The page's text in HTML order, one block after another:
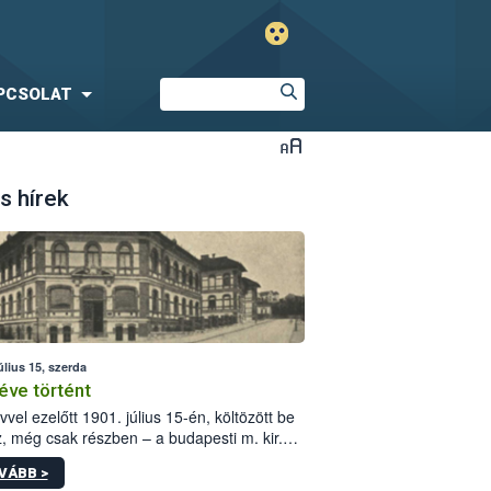
hírek
15, szerda
történt
ezelőtt 1901. július 15-én, költözött be
még csak részben – a budapesti m. kir.
állomás a Kis Rókus utca
alatti, Czigler Győző által tervezett új
>